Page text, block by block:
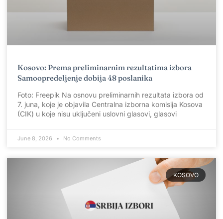
Kosovo: Prema preliminarnim rezultatima izbora
Samoopredeljenje dobija 48 poslanika
Foto: Freepik Na osnovu preliminarnih rezultata izbora od
7. juna, koje je objavila Centralna izborna komisija Kosova
(CIK) u koje nisu uključeni uslovni glasovi, glasovi
June 8, 2026 No Comments
KOSOVO